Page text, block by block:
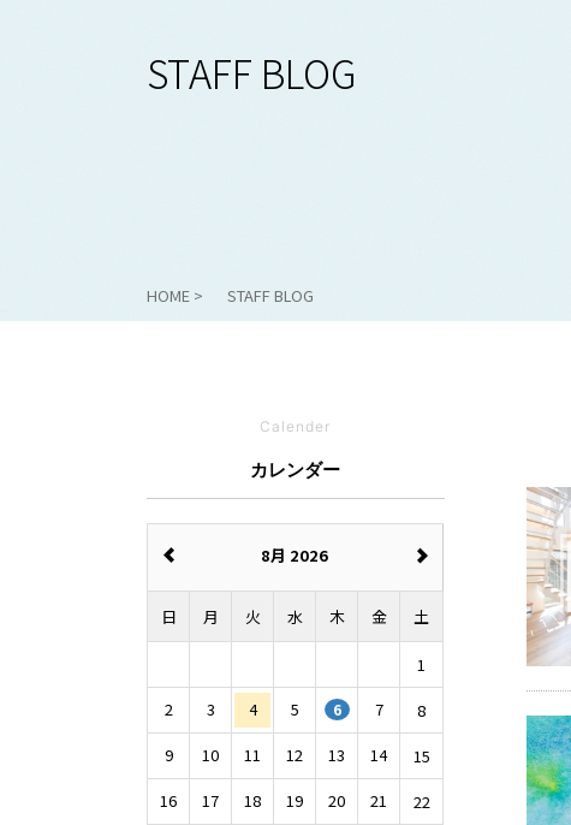
STAFF BLOG
HOME STAFF BLOG
Calender
カレンダー
8月 2026
日 月 火 水 木 金 土
1
2
3 4 5 6 7
8
9
10 11 12 13 14
15
16
17 18 19 20 21
22